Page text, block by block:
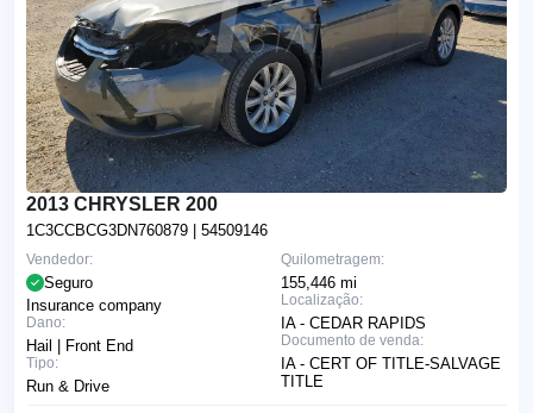
2013 CHRYSLER 200
1C3CCBCG3DN760879 | 54509146
Quilometragem:
155,446 mi
Localização:
IA - CEDAR RAPIDS
Documento de venda:
IA - CERT OF TITLE-SALVAGE
TITLE
Vendedor:
Seguro
Insurance company
Dano:
Hail | Front End
Tipo:
Run & Drive